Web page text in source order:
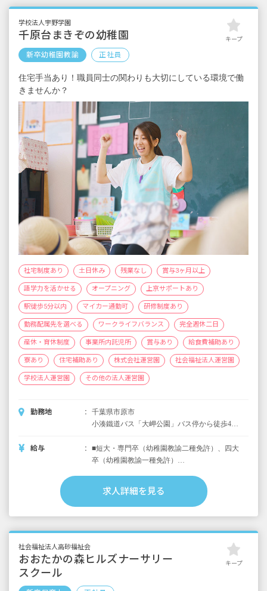
※試用期間あり
学校法人宇野学園
千原台まきぞの幼稚園
新卒幼稚園教諭 正社員
キープ
住宅手当あり！職員同士の関わりも大切にしている環境で働
きませんか？
社宅制度あり 土日休み 残業なし 賞与3ヶ月以上
語学力を活かせる オープニング 上京サポートあり
駅徒歩5分以内 マイカー通勤可 研修制度あり
勤務配属先を選べる ワークライフバランス 完全週休二日
産休・育休制度 事業所内託児所 賞与あり 給食費補助あり
寮あり 住宅補助あり 株式会社運営園 社会福祉法人運営園
学校法人運営園 その他の法人運営園
勤務地
千葉県市原市
小湊鐵道バス「大岬公園」バス停から徒歩4
分 ※住宅街の中にあり、すぐ近くに大型シ
ョッピングモール「ユニモちはら台」がある
給与
■短大・専門卒（幼稚園教諭二種免許）、四大
卒（幼稚園教諭一種免許）
※36時間分54,000円の固定残業代を含む（超
過分は別途支給）
含む
※処遇改善臨時特例事業分として別途数千円
支給
求人詳細を見る
社会福祉法人高砂福祉会
おおたかの森ヒルズナーサリー
スクール
キープ